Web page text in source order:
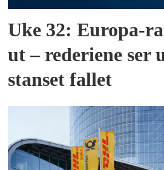
Uke 32: Europa-
ut – rederiene ser
stanset fallet